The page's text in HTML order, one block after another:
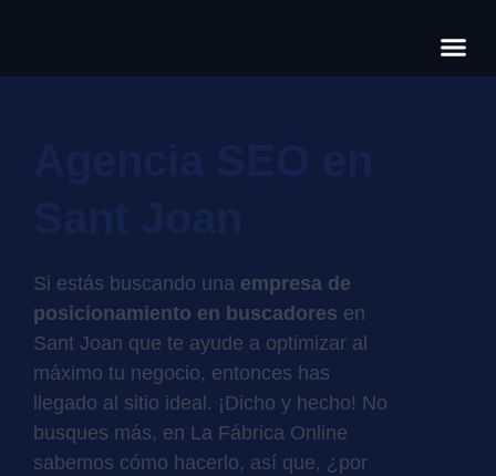
Si estás buscando una empresa de
posicionamiento en buscadores en
Sant Joan que te ayude a optimizar al
máximo tu negocio, entonces has
llegado al sitio ideal. ¡Dicho y hecho! No
busques más, en La Fábrica Online
sabemos cómo hacerlo, así que, ¿por